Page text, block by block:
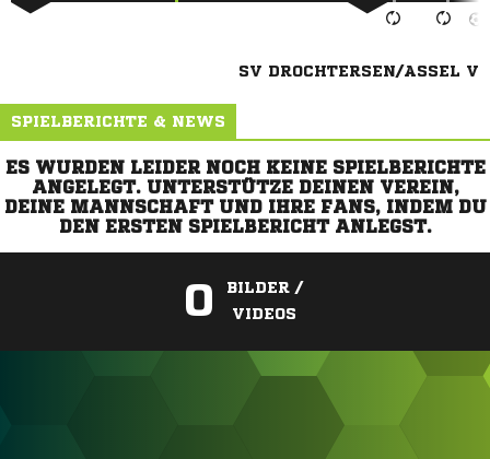
SV DROCHTERSEN/ASSEL V
SPIELBERICHTE & NEWS
ES WURDEN LEIDER NOCH KEINE SPIELBERICHTE
ANGELEGT. UNTERSTÜTZE DEINEN VEREIN,
DEINE MANNSCHAFT UND IHRE FANS, INDEM DU
DEN ERSTEN SPIELBERICHT ANLEGST.
0
BILDER /
VIDEOS